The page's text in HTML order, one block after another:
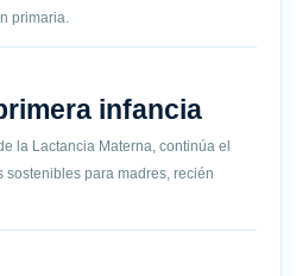
primaria.
infancia
la Lactancia Materna, continúa el
sostenibles para madres, recién